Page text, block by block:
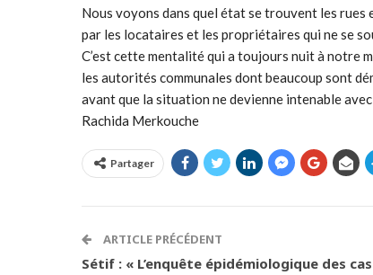
Nous voyons dans quel état se trouvent les rues
par les locataires et les propriétaires qui ne se
C’est cette mentalité qui a toujours nuit à notre
les autorités communales dont beaucoup sont
avant que la situation ne devienne intenable
Rachida Merkouche
Partager
ARTICLE PRÉCÉDENT
Sétif : « L’enquête épidémiologique des